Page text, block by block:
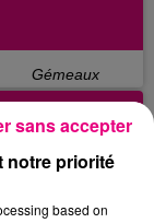
Gémeaux
notre priorité
based on
sans accepter